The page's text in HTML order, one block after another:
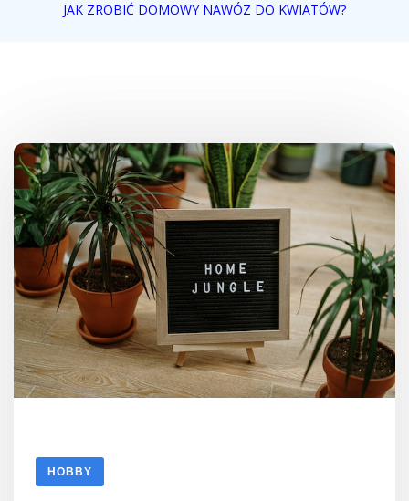
JAK ZROBIĆ DOMOWY NAWÓZ DO KWIATÓW?
HOBBY